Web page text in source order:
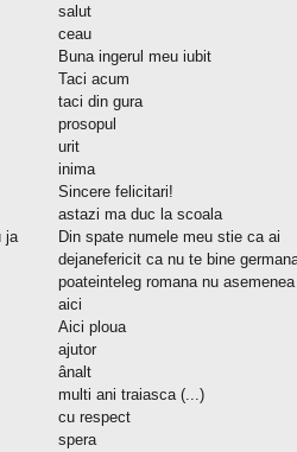
salut
ceau
Buna ingerul meu iubit
Taci acum
taci din gura
prosopul
urit
inima
Sincere felicitari!
astazi ma duc la scoala
ja
Din spate numele meu stie ca ai
dejanefericit ca nu te bine
poateinteleg romana nu asemenea
aici
Aici ploua
ajutor
ânalt
multi ani traiasca (...)
cu respect
spera